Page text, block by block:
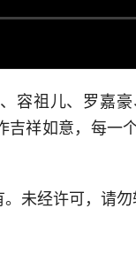
容祖儿、罗嘉
祥如意，每一
未经许可，请勿